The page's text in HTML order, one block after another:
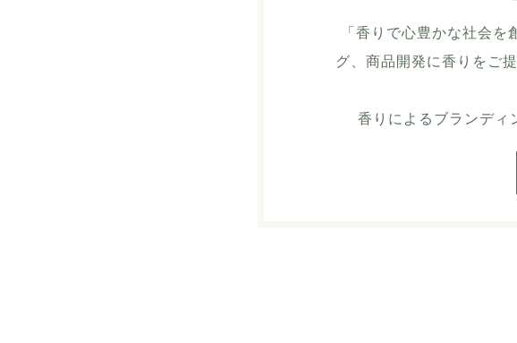
「香りで心豊かな社会
グ、商品開発に香りをご
香りによるブランディ